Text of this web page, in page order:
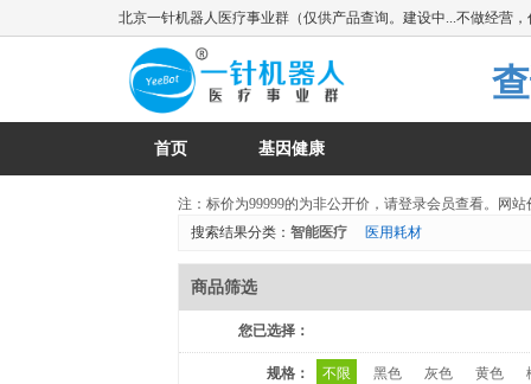
北京一针机器人医疗事业群（仅供产品查询。建设中...不做经营
首页 基因健康
注：标价为99999的为非公开价，请登录会员查看。网
搜索结果分类： 智能医疗 医用耗材
商品筛选
您已选择：
规格： 不限 黑色 灰色 黄色